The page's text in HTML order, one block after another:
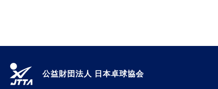
公益財団法人 日本卓球協会